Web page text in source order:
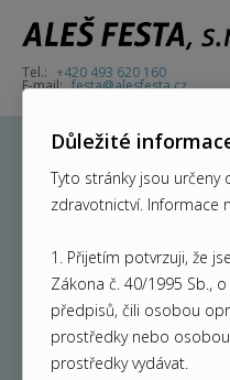
Cacan
TRITON
+420 493 620 160
festa@alesfesta.cz
Důležité
Tyto stránky jsou
zdravotnictví. Informace
1. Přijetím potvrzuji, že
Zákona č. 40/1995 Sb.,
předpisů, čili osobou
prostředky nebo
prostředky vydávat.